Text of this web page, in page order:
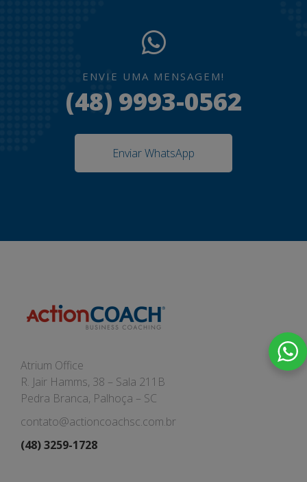
ENVIE UMA MENSAGEM!
(48) 9993-0562
Enviar WhatsApp
Atrium Office
R. Jair Hamms, 38 – Sala 211B
Pedra Branca, Palhoça – SC
contato@actioncoachsc.com.br
(48) 3259-1728